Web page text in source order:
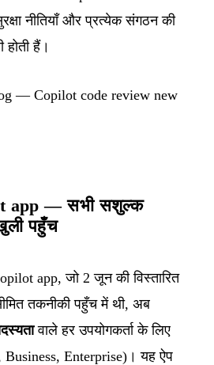
नीतियाँ और प्रत्येक संगठन की
होती हैं।
— Copilot code review new
app — सभी सशुल्क
पहुँच
app, जो 2 जून की विस्तारित
तकनीकी पहुँच में थी, अब
वाले हर उपयोगकर्ता के लिए
Enterprise)। यह ऐप